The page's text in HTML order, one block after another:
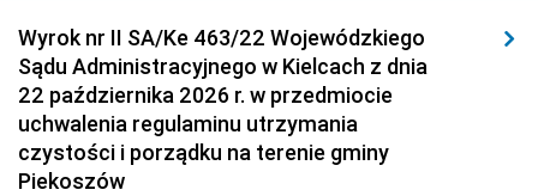
Wyrok nr II SA/Ke 463/22 Wojewódzkiego
Sądu Administracyjnego w Kielcach z dnia
22 października 2026 r. w przedmiocie
uchwalenia regulaminu utrzymania
czystości i porządku na terenie gminy
Piekoszów